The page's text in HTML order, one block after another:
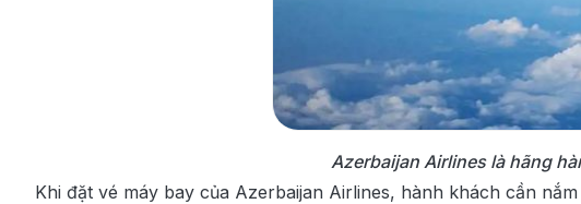
Azerbaijan Airlines là hãng
Khi đặt vé máy bay của Azerbaijan Airlines, hành khách cần